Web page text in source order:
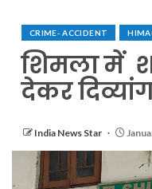
CRIME- ACCIDENT
शिमला में
देकर
India News Star